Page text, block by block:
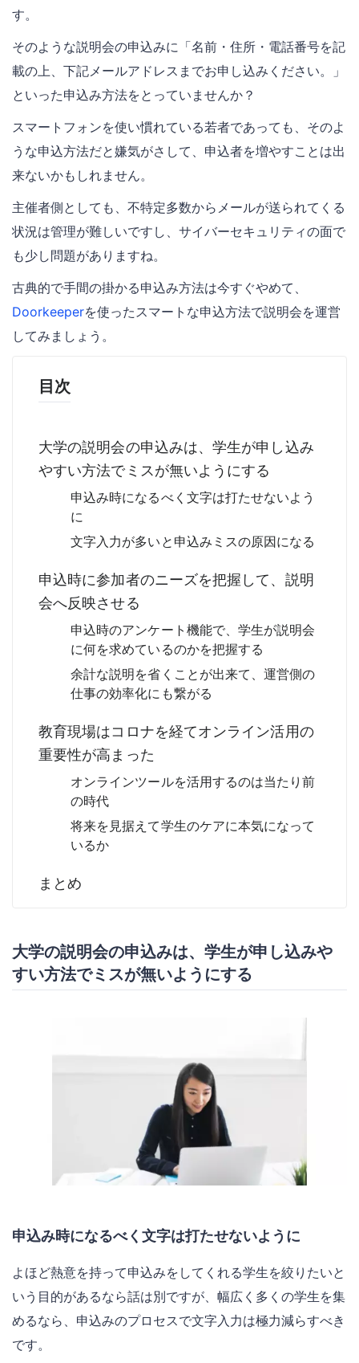
す。
そのような説明会の申込みに「名前・住所・電話番号を記
載の上、下記メールアドレスまでお申し込みください。」
といった申込み方法をとっていませんか？
スマートフォンを使い慣れている若者であっても、そのよ
うな申込方法だと嫌気がさして、申込者を増やすことは出
来ないかもしれません。
主催者側としても、不特定多数からメールが送られてくる
状況は管理が難しいですし、サイバーセキュリティの面で
も少し問題がありますね。
古典的で手間の掛かる申込み方法は今すぐやめて、
Doorkeeperを使ったスマートな申込方法で説明会を運営
してみましょう。
目次
大学の説明会の申込みは、学生が申し込み
やすい方法でミスが無いようにする
申込み時になるべく文字は打たせないよう
に
文字入力が多いと申込みミスの原因になる
申込時に参加者のニーズを把握して、説明
会へ反映させる
申込時のアンケート機能で、学生が説明会
に何を求めているのかを把握する
余計な説明を省くことが出来て、運営側の
仕事の効率化にも繋がる
教育現場はコロナを経てオンライン活用の
重要性が高まった
オンラインツールを活用するのは当たり前
の時代
将来を見据えて学生のケアに本気になって
いるか
まとめ
大学の説明会の申込みは、学生が申し込みや
すい方法でミスが無いようにする
申込み時になるべく文字は打たせないように
よほど熱意を持って申込みをしてくれる学生を絞りたいと
いう目的があるなら話は別ですが、幅広く多くの学生を集
めるなら、申込みのプロセスで文字入力は極力減らすべき
です。